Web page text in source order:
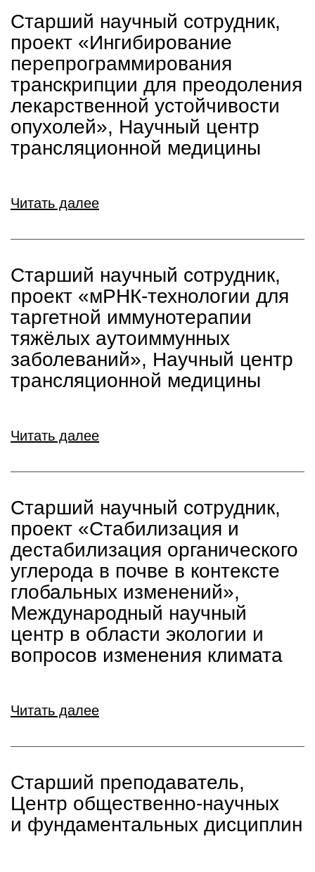
Старший научный сотрудник,
проект «Ингибирование
перепрограммирования
транскрипции для преодоления
лекарственной устойчивости
опухолей», Научный центр
трансляционной медицины
Читать далее
Старший научный сотрудник,
проект «мРНК-технологии для
таргетной иммунотерапии
тяжёлых аутоиммунных
заболеваний», Научный центр
трансляционной медицины
Читать далее
Старший научный сотрудник,
проект «Стабилизация и
дестабилизация органического
углерода в почве в контексте
глобальных изменений»,
Международный научный
центр в области экологии и
вопросов изменения климата
Читать далее
Старший преподаватель,
Центр общественно-научных
и фундаментальных дисциплин